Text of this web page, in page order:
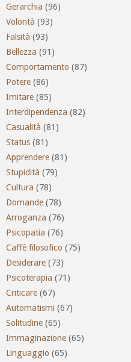
Gerarchia (96)
Volontà (93)
Falsità (93)
Bellezza (91)
Comportamento (87)
Potere (86)
Imitare (85)
Interdipendenza (82)
Casualità (81)
Status (81)
Apprendere (81)
Stupidità (79)
Cultura (78)
Domande (78)
Arroganza (76)
Psicopatia (76)
Caffè filosofico (75)
Desiderare (73)
Psicoterapia (71)
Criticare (67)
Automatismi (67)
Solitudine (65)
Immaginazione (65)
Linguaggio (65)